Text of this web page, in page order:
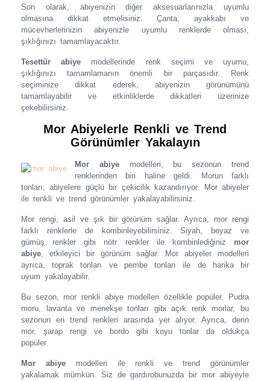
Son olarak, abiyenizin diğer aksesuarlarınızla uyumlu
olmasına dikkat etmelisiniz. Çanta, ayakkabı ve
mücevherlerinizin abiyenizle uyumlu renklerde olması,
şıklığınızı tamamlayacaktır.
Tesettür abiye modellerinde renk seçimi ve uyumu,
şıklığınızı tamamlamanın önemli bir parçasıdır. Renk
seçiminize dikkat ederek, abiyenizin görünümünü
tamamlayabilir ve etkinliklerde dikkatleri üzerinize
çekebilirsiniz.
Mor Abiyelerle Renkli ve Trend
Görünümler Yakalayın
Mor abiyemodelleri, bu sezonun trend
renklerinden biri haline geldi. Morun farklı
tonları, abiyelere güçlü bir çekicilik kazandırıyor. Mor abiyeler
ile renkli ve trend görünümler yakalayabilirsiniz.
Mor rengi, asil ve şık bir görünüm sağlar. Ayrıca, mor rengi
farklı renklerle de kombinleyebilirsiniz. Siyah, beyaz ve
gümüş renkler gibi nötr renkler ile kombinlediğiniz mor
abiye, etkileyici bir görünüm sağlar. Mor abiyeler modelleri
ayrıca, toprak tonları ve pembe tonları ile de harika bir
uyum yakalayabilir.
Bu sezon, mor renkli abiye modelleri özellikle popüler. Pudra
moru, lavanta ve menekşe tonları gibi açık renk morlar, bu
sezonun en trend renkleri arasında yer alıyor. Ayrıca, derin
mor, şarap rengi ve bordo gibi koyu tonlar da oldukça
popüler.
Mor abiyemodelleri ile renkli ve trend görünümler
yakalamak mümkün. Siz de gardırobunuzda bir mor abiyeyle